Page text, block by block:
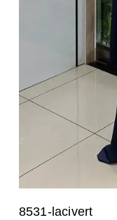
8531-lacivert